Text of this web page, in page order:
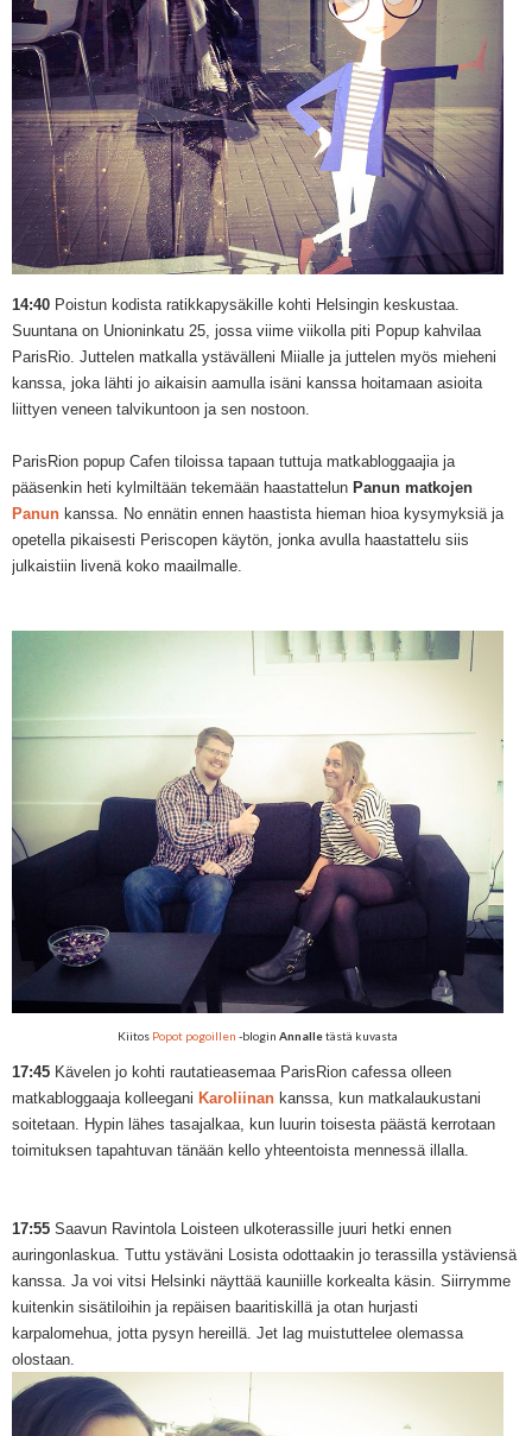
14:40 Poistun kodista ratikkapysäkille kohti Helsingin keskustaa.
Suuntana on Unioninkatu 25, jossa viime viikolla piti Popup kahvilaa
ParisRio. Juttelen matkalla ystävälleni Miialle ja juttelen myös mieheni
kanssa, joka lähti jo aikaisin aamulla isäni kanssa hoitamaan asioita
liittyen veneen talvikuntoon ja sen nostoon.
ParisRion popup Cafen tiloissa tapaan tuttuja matkabloggaajia ja
pääsenkin heti kylmiltään tekemään haastattelun Panun matkojen
Panun kanssa. No ennätin ennen haastista hieman hioa kysymyksiä ja
opetella pikaisesti Periscopen käytön, jonka avulla haastattelu siis
julkaistiin livenä koko maailmalle.
Kiitos Popot pogoillen -blogin Annalletästä kuvasta
17:45 Kävelen jo kohti rautatieasemaa ParisRion cafessa olleen
matkabloggaaja kolleegani Karoliinan kanssa, kun matkalaukustani
soitetaan. Hypin lähes tasajalkaa, kun luurin toisesta päästä kerrotaan
toimituksen tapahtuvan tänään kello yhteentoista mennessä illalla.
17:55 Saavun Ravintola Loisteen ulkoterassille juuri hetki ennen
auringonlaskua. Tuttu ystäväni Losista odottaakin jo terassilla ystäviensä
kanssa. Ja voi vitsi Helsinki näyttää kauniille korkealta käsin. Siirrymme
kuitenkin sisätiloihin ja repäisen baaritiskillä ja otan hurjasti
karpalomehua, jotta pysyn hereillä. Jet lag muistuttelee olemassa
olostaan.